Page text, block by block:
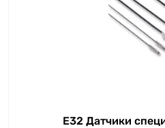
E32 Датчики